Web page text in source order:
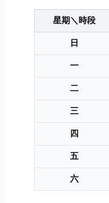
星期＼時段
日
一
二
三
四
五
六